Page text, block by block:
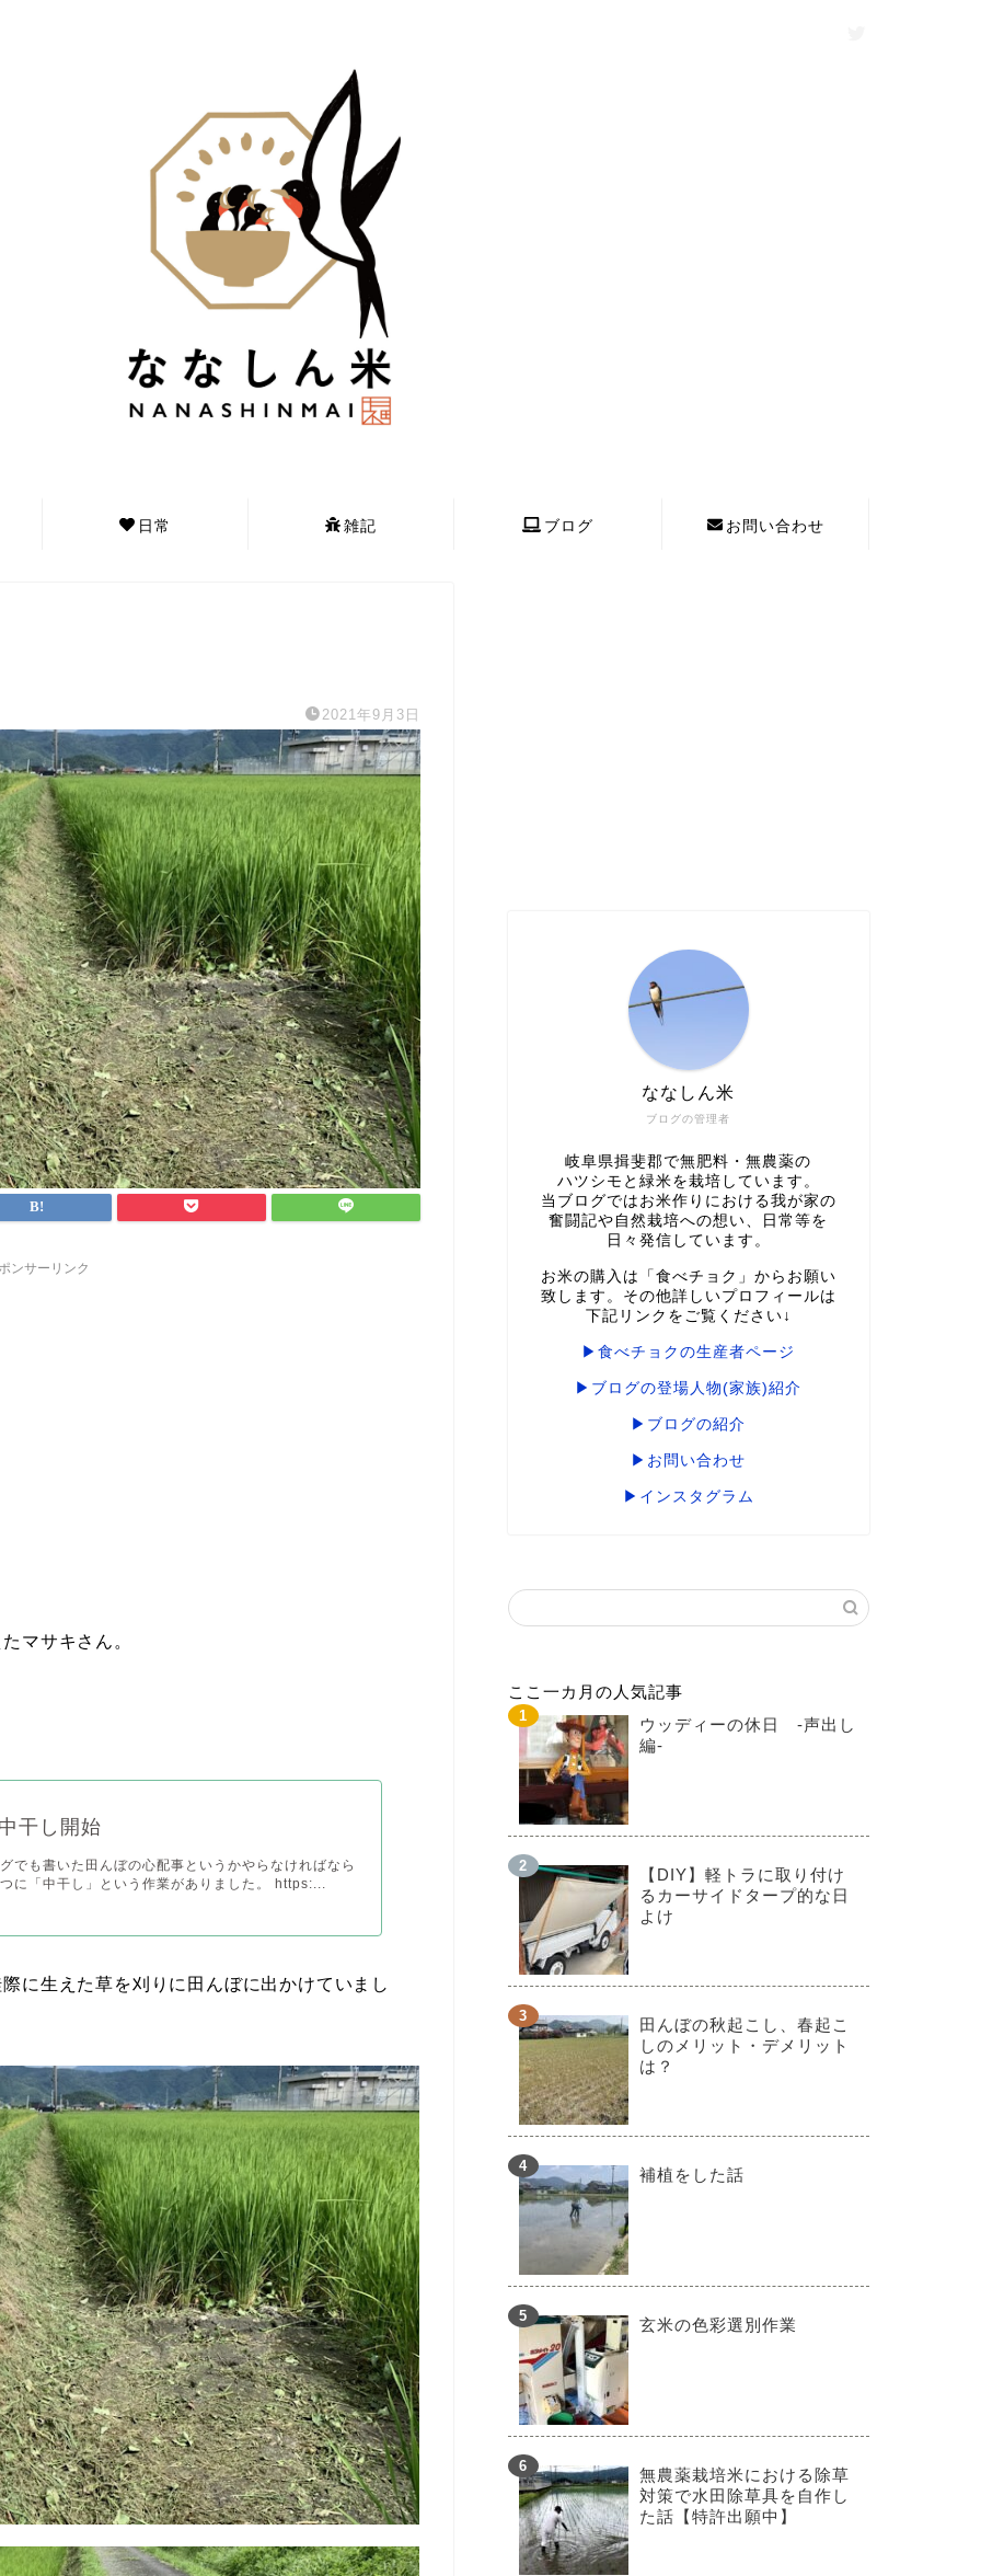
日常 雑記 ブログ お問い合わせ
2021年9月3日
ンサーリンク
マサキさん。
干し開始
でも書いた田んぼの心配事というかやらなければなら
に「中干し」という作業がありました。 https:...
に生えた草を刈りに田んぼに出かけていまし
ブログの管理者
ななしん米
岐阜県揖斐郡で無肥料・無農薬の
ハツシモと緑米を栽培しています。
当ブログではお米作りにおける我が家の
奮闘記や自然栽培への想い、日常等を
日々発信しています。
お米の購入は「食べチョク」からお願い
致します。その他詳しいプロフィールは
下記リンクをご覧ください↓
▶食べチョクの生産者ページ
▶ブログの登場人物(家族)紹介
▶ブログの紹介
▶お問い合わせ
▶インスタグラム
ここ一カ月の人気記事
ウッディーの休日 -声出し
編-
【DIY】軽トラに取り付け
るカーサイドタープ的な日
よけ
田んぼの秋起こし、春起こ
しのメリット・デメリット
は？
補植をした話
玄米の色彩選別作業
無農薬栽培米における除草
対策で水田除草具を自作し
た話【特許出願中】